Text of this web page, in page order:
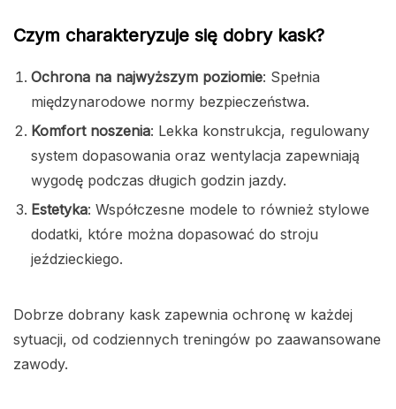
Czym charakteryzuje się dobry kask?
Ochrona na najwyższym poziomie: Spełnia
międzynarodowe normy bezpieczeństwa.
Komfort noszenia: Lekka konstrukcja, regulowany
system dopasowania oraz wentylacja zapewniają
wygodę podczas długich godzin jazdy.
Estetyka: Współczesne modele to również stylowe
dodatki, które można dopasować do stroju
jeździeckiego.
Dobrze dobrany kask zapewnia ochronę w każdej
sytuacji, od codziennych treningów po zaawansowane
zawody.